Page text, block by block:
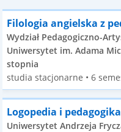
Filologia angielska z
Wydział Pedagogiczno-
Uniwersytet im. Adama
stopnia
studia stacjonarne • 6
Logopedia i
Uniwersytet Andrzeja